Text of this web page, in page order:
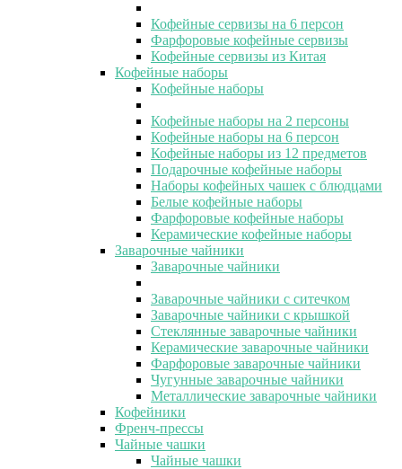
Кофейные сервизы на 6 персон
Фарфоровые кофейные сервизы
Кофейные сервизы из Китая
Кофейные наборы
Кофейные наборы
Кофейные наборы на 2 персоны
Кофейные наборы на 6 персон
Кофейные наборы из 12 предметов
Подарочные кофейные наборы
Наборы кофейных чашек с блюдцами
Белые кофейные наборы
Фарфоровые кофейные наборы
Керамические кофейные наборы
Заварочные чайники
Заварочные чайники
Заварочные чайники с ситечком
Заварочные чайники с крышкой
Стеклянные заварочные чайники
Керамические заварочные чайники
Фарфоровые заварочные чайники
Чугунные заварочные чайники
Металлические заварочные чайники
Кофейники
Френч-прессы
Чайные чашки
Чайные чашки